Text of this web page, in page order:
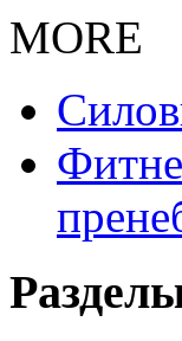
MORE